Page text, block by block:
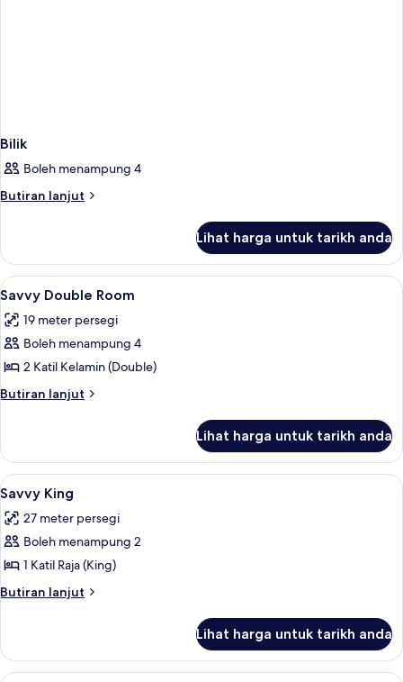
Bilik
Boleh menampung 4
Butiran lanjut
Butiran
Lihat harga untuk tarikh anda
Lihat
semua
foto
untuk
Savvy
Double
Cadar kapas Mesir, peralatan
10
Savvy Double Room
19 meter persegi
Boleh menampung 4
2 Katil Kelamin (Double)
Butiran lanjut
Butiran
Double
Room
Lihat harga untuk tarikh anda
Lihat
semua
foto
untuk
Savvy
King
Savvy King | Cadar kapas Mesir,
9
Savvy King
27 meter persegi
Boleh menampung 2
1 Katil Raja (King)
Butiran lanjut
Butiran
King
Lihat harga untuk tarikh anda
Superior Room, 1 Katil Raja (King),